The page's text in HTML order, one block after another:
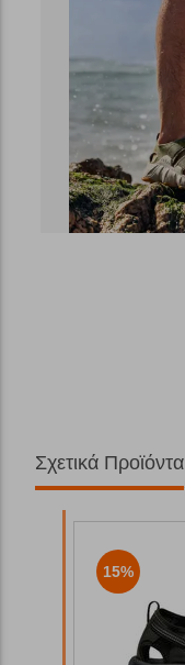
Σχετικά Προϊόντα
15%